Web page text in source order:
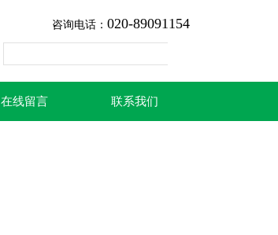
咨询电话： 020-89091154
在线留言 联系我们